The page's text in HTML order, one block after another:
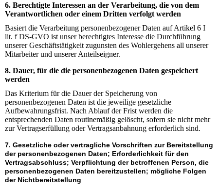
6. Berechtigte Interessen an der Verarbeitung, die von dem
Verantwortlichen oder einem Dritten verfolgt werden
Basiert die Verarbeitung personenbezogener Daten auf Artikel 6 I
lit. f DS-GVO ist unser berechtigtes Interesse die Durchführung
unserer Geschäftstätigkeit zugunsten des Wohlergehens all unserer
Mitarbeiter und unserer Anteilseigner.
8. Dauer, für die die personenbezogenen Daten gespeichert
werden
Das Kriterium für die Dauer der Speicherung von
personenbezogenen Daten ist die jeweilige gesetzliche
Aufbewahrungsfrist. Nach Ablauf der Frist werden die
entsprechenden Daten routinemäßig gelöscht, sofern sie nicht mehr
zur Vertragserfüllung oder Vertragsanbahnung erforderlich sind.
7. Gesetzliche oder vertragliche Vorschriften zur Bereitstellung
der personenbezogenen Daten; Erforderlichkeit für den
Vertragsabschluss; Verpflichtung der betroffenen Person, die
personenbezogenen Daten bereitzustellen; mögliche Folgen
der Nichtbereitstellung